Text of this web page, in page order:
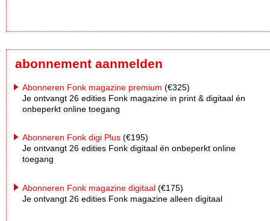
abonnement aanmelden
Abonneren Fonk magazine premium (€325)
Je ontvangt 26 edities Fonk magazine in print & digitaal én
onbeperkt online toegang
Abonneren Fonk digi Plus (€195)
Je ontvangt 26 edities Fonk digitaal én onbeperkt online
toegang
Abonneren Fonk magazine digitaal (€175)
Je ontvangt 26 edities Fonk magazine alleen digitaal